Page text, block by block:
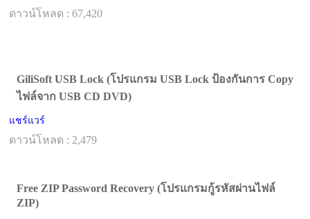
ดาวน์โหลด : 67,420
GiliSoft USB Lock (โปรแกรม USB Lock ป้องกันการ Copy
ไฟล์จาก USB CD DVD)
แชร์แวร์
ดาวน์โหลด : 2,479
Free ZIP Password Recovery (โปรแกรมกู้รหัสผ่านไฟล์
ZIP)